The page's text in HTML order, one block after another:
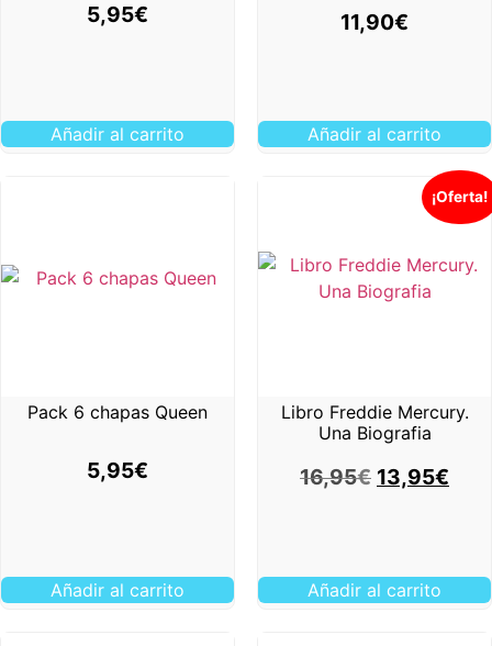
5,95€
Añadir al carrito
11,90€
Añadir al carrito
Pack 6 chapas Queen
5,95€
Añadir al carrito
¡Oferta!
Libro Freddie Mercury.
Una Biografia
16,95€ 13,95€
Añadir al carrito